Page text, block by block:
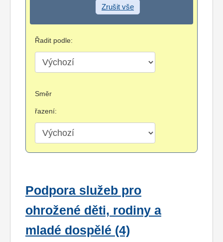
Zrušit vše
Řadit podle:
Směr
řazení:
Podpora služeb pro
ohrožené děti, rodiny a
mladé dospělé (4)